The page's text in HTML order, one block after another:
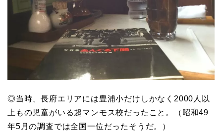
◎当時、長府エリアには豊浦小だけしかなく2000人以
上もの児童がいる超マンモス校だったこと。（昭和49
年5月の調査では全国一位だったそうだ。）